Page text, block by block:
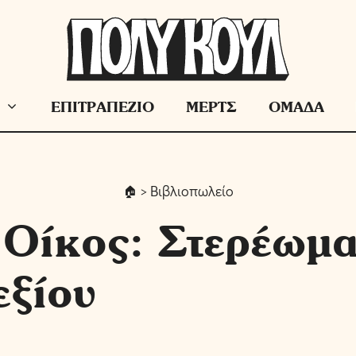
ΕΠΙΤΡΑΠΕΖΙΟ ΜΕΡΤΣ ΟΜΑΔΑ
> Βιβλιοπωλείο
Οίκος: